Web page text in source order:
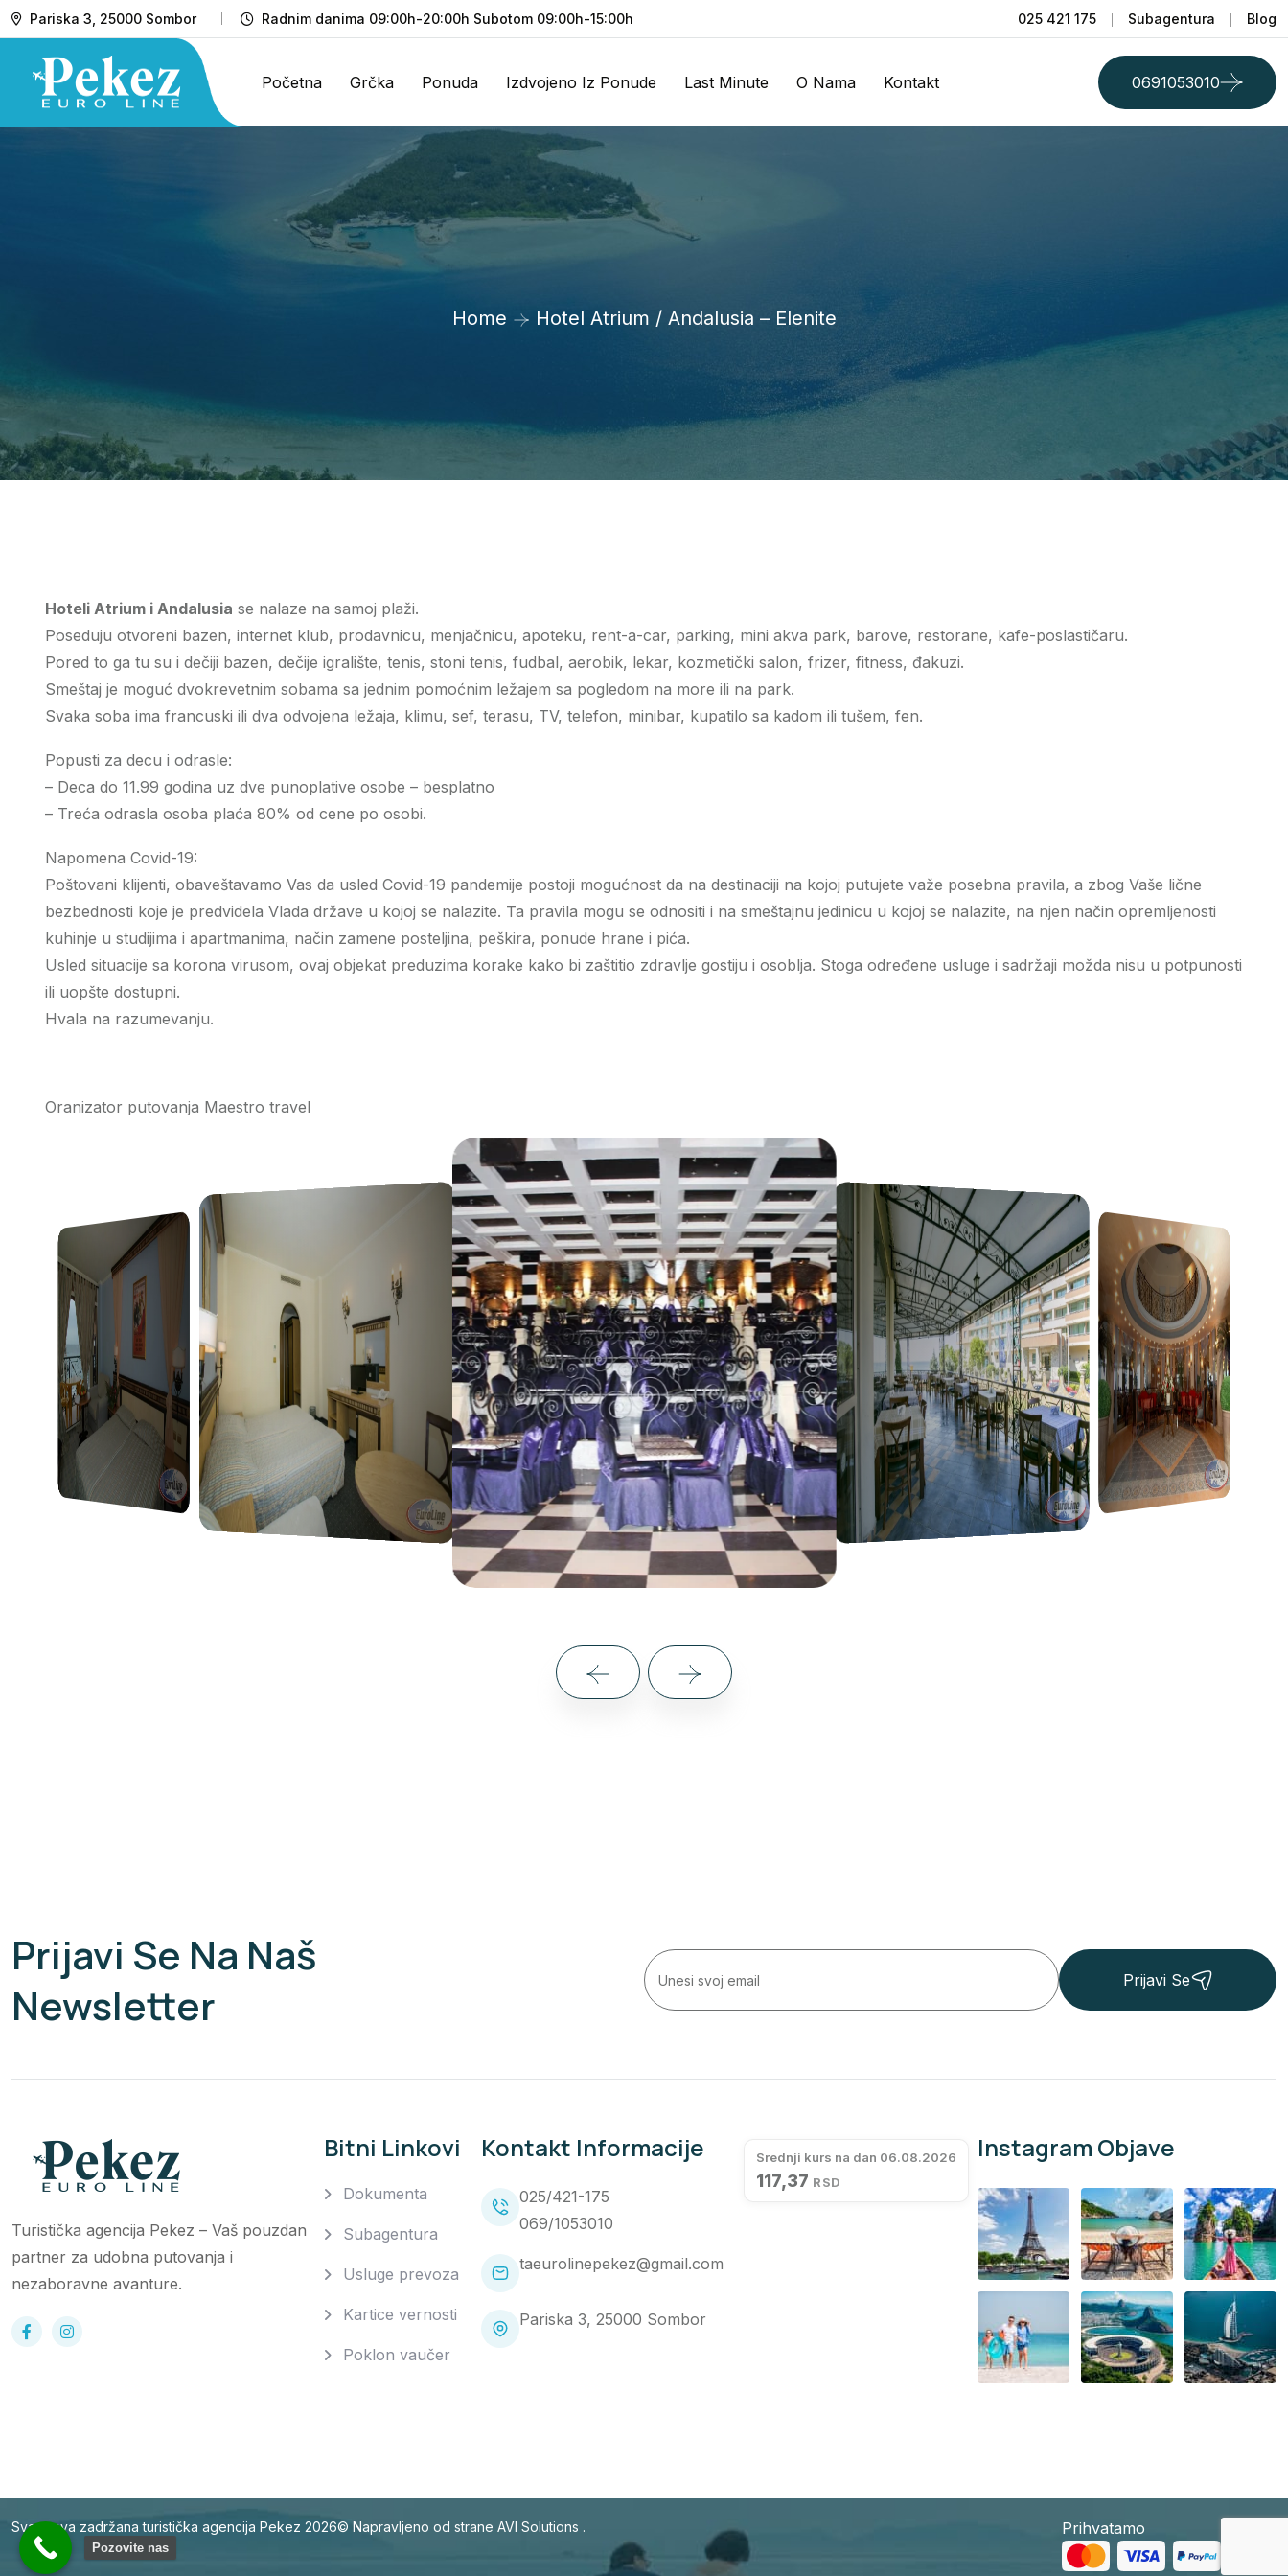
Pariska 3, 25000 Sombor Radnim danima 09:00h-20:00h Subotom 09:00h-15:00h 025 421 175 Subagentura Blog
Početna Grčka Ponuda Izdvojeno Iz Ponude Last Minute O Nama Kontakt 0691053010
Home Hotel Atrium / Andalusia – Elenite
Hoteli Atrium i Andalusia se nalaze na samoj plaži.
Poseduju otvoreni bazen, internet klub, prodavnicu, menjačnicu, apoteku, rent-a-car, parking, mini akva park, barove, restorane, kafe-poslastičaru.
Pored to ga tu su i dečiji bazen, dečije igralište, tenis, stoni tenis, fudbal, aerobik, lekar, kozmetički salon, frizer, fitness, đakuzi.
Smeštaj je moguć dvokrevetnim sobama sa jednim pomoćnim ležajem sa pogledom na more ili na park.
Svaka soba ima francuski ili dva odvojena ležaja, klimu, sef, terasu, TV, telefon, minibar, kupatilo sa kadom ili tušem, fen.
Popusti za decu i odrasle:
– Deca do 11.99 godina uz dve punoplative osobe – besplatno
– Treća odrasla osoba plaća 80% od cene po osobi.
Napomena Covid-19:
Poštovani klijenti, obaveštavamo Vas da usled Covid-19 pandemije postoji mogućnost da na destinaciji na kojoj putujete važe posebna pravila, a zbog Vaše lične
bezbednosti koje je predvidela Vlada države u kojoj se nalazite. Ta pravila mogu se odnositi i na smeštajnu jedinicu u kojoj se nalazite, na njen način opremljenosti
kuhinje u studijima i apartmanima, način zamene posteljina, peškira, ponude hrane i pića.
Usled situacije sa korona virusom, ovaj objekat preduzima korake kako bi zaštitio zdravlje gostiju i osoblja. Stoga određene usluge i sadržaji možda nisu u potpunosti
ili uopšte dostupni.
Hvala na razumevanju.
Oranizator putovanja Maestro travel
Prijavi Se Na Naš
Newsletter
Prijavi Se
Turistička agencija Pekez – Vaš pouzdan
partner za udobna putovanja i
nezaboravne avanture.
Bitni Linkovi
Dokumenta
Subagentura
Usluge prevoza
Kartice vernosti
Poklon vaučer
Kontakt Informacije
025/421-175
069/1053010
taeurolinepekez@gmail.com
Pariska 3, 25000 Sombor
Srednji kurs na dan 06.08.2026
117,37 RSD
Instagram Objave
Sva prava zadržana turistička agencija Pekez 2026© Napravljeno od strane AVI Solutions . Prihvatamo
Pozovite nas